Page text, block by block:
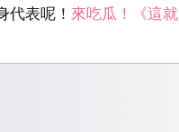
代表呢！ 來吃瓜！《這